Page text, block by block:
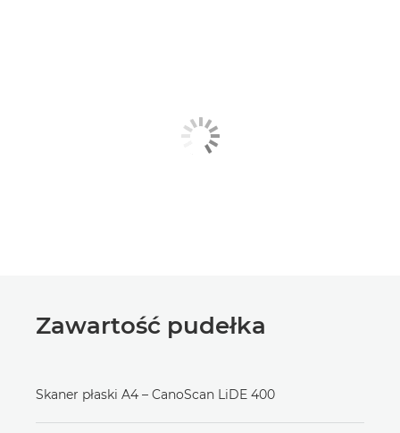
Zawartość pudełka
Skaner płaski A4 – CanoScan LiDE 400